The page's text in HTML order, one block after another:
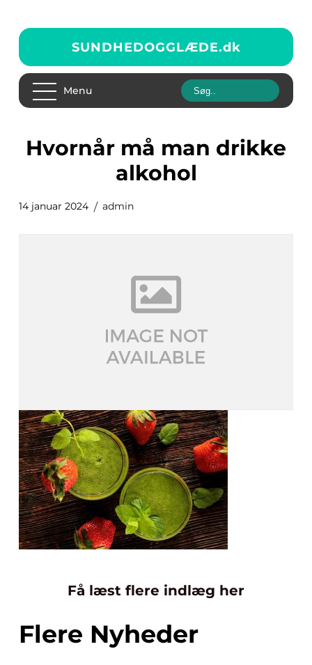
SUNDHEDOGGLÆDE.dk
Menu
hvornår må man drikke
alkohol
14 januar 2024 admin
Få læst flere indlæg her
Flere Nyheder